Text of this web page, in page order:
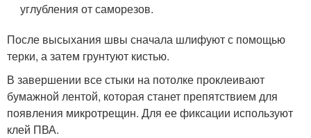
углубления от саморезов.
После высыхания швы сначала шлифуют с помощью
терки, а затем грунтуют кистью.
В завершении все стыки на потолке проклеивают
бумажной лентой, которая станет препятствием для
появления микротрещин. Для ее фиксации используют
клей ПВА.